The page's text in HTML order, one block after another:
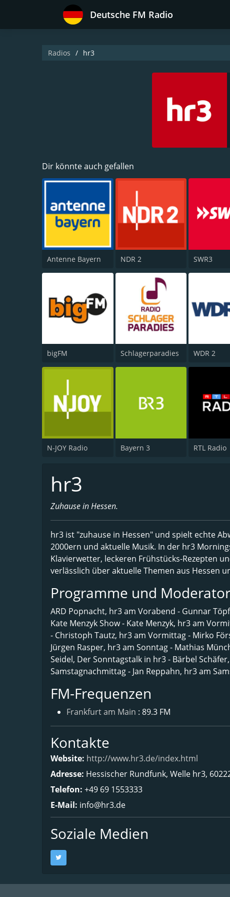
Deutsche FM Radio
Radios hr3
Dir könnte auch gefallen
Antenne Bayern NDR 2 SWR3
bigFM Schlagerparadies WDR 2
N-JOY Radio Bayern 3 RTL Radio
hr3
Zuhause in Hessen.
hr3 ist "zuhause in Hessen" und spielt echte
2000ern und aktuelle Musik. In der hr3
Klavierwetter, leckeren Frühstücks-Rezepten
verlässlich über aktuelle Themen aus Hessen
Programme und
ARD Popnacht, hr3 am Vorabend - Gunnar
Kate Menzyk Show - Kate Menzyk, hr3 am
- Christoph Tautz, hr3 am Vormittag - Mirko
Jürgen Rasper, hr3 am Sonntag - Mathias
Seidel, Der Sonntagstalk in hr3 - Bärbel
Samstagnachmittag - Jan Reppahn, hr3 am
FM-Frequenzen
Frankfurt am Main : 89.3 FM
Kontakte
Website: http://www.hr3.de/index.html
Adresse: Hessischer Rundfunk, Welle hr3,
Telefon: +49 69 1553333
E-Mail: info@hr3.de
Soziale Medien